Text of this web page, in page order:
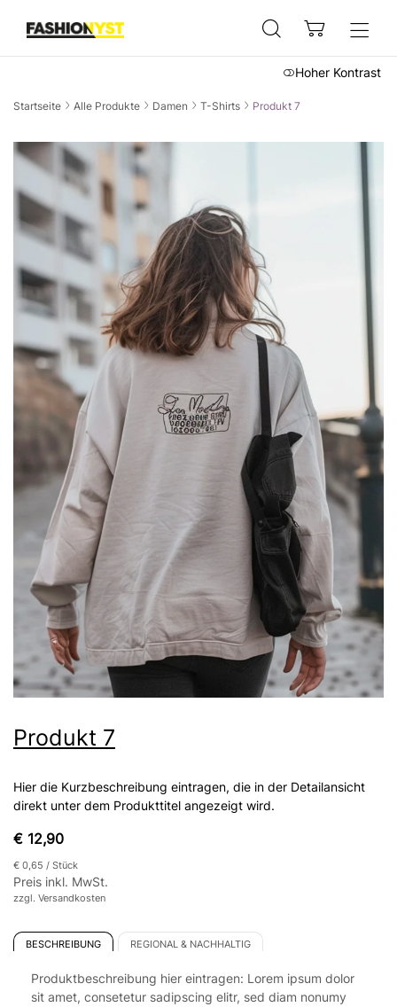
Hoher Kontrast
Startseite Alle Produkte Damen T-Shirts Produkt 7
Produkt 7
Hier die Kurzbeschreibung eintragen, die in der Detailansicht
direkt unter dem Produkttitel angezeigt wird.
€ 12,90
€ 0,65 / Stück
Preis inkl. MwSt.
zzgl. Versandkosten
BESCHREIBUNG REGIONAL & NACHHALTIG
Produktbeschreibung hier eintragen: Lorem ipsum dolor
sit amet, consetetur sadipscing elitr, sed diam nonumy